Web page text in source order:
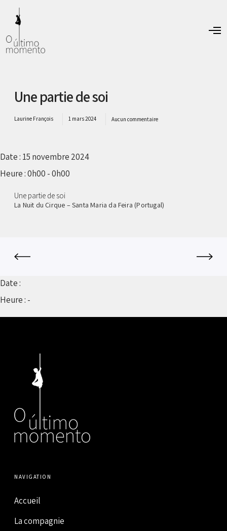
O
Une partie de soi
Laurine François 1 mars 2024 Aucun commentaire
Date : 15 novembre 2024
Heure :0h00 - 0h00
Une partie de soi
La Nuit du Cirque – Santa Maria da Feira (Portugal)
Date :
Heure : -
NAVIGATION
Accueil
La compagnie